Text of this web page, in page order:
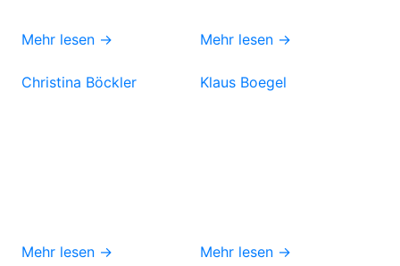
Mehr lesen → Mehr lesen →
Christina Böckler
Mehr lesen →
Klaus Boegel
Mehr lesen →